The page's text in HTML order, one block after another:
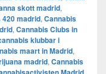
skott madrid,
madrid, Cannabis
, Cannabis Clubs in
klubbar i
maart in Madrid,
madrid, Cannabis